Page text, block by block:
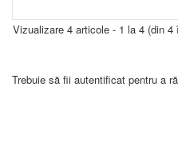
Vizualizare 4 articole - 1 la 4 (din 4
Trebuie să fii autentificat pentru a